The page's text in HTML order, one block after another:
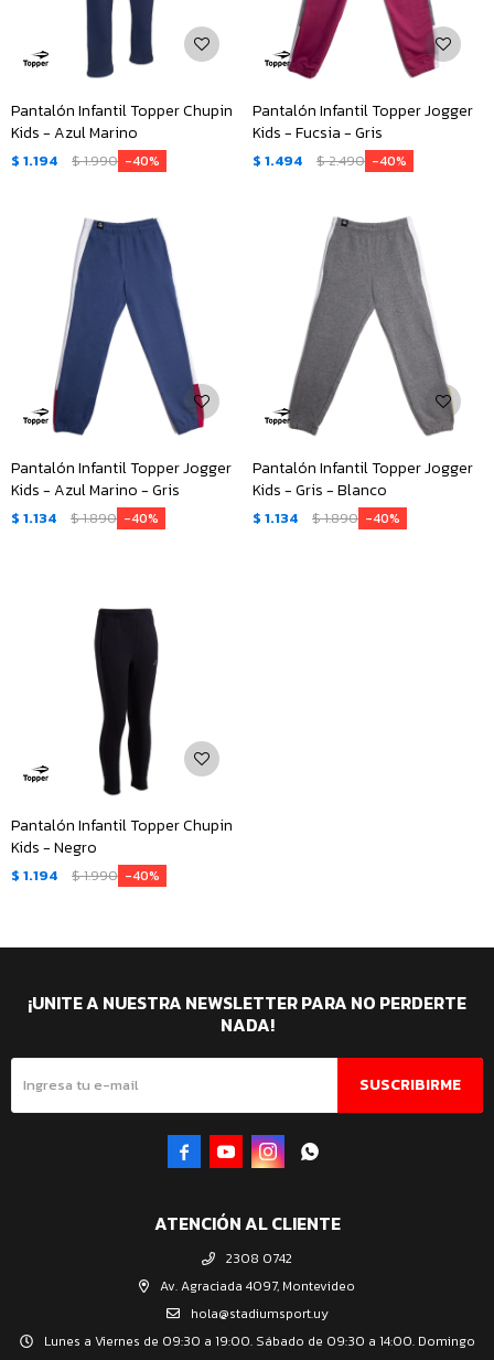
Pantalón Infantil Topper Chupin
Kids - Azul Marino
$ 1.194 $1.990 40
Pantalón Infantil Topper Jogger
Kids - Fucsia - Gris
$ 1.494 $2.490 40
Pantalón Infantil Topper Jogger
Kids - Azul Marino - Gris
$ 1.134 $1.890 40
Pantalón Infantil Topper Jogger
Kids - Gris - Blanco
$ 1.134 $1.890 40
Pantalón Infantil Topper Chupin
Kids - Negro
$ 1.194 $1.990 40
ATENCIÓN AL CLIENTE
2308 0742
Av. Agraciada 4097, Montevideo
hola@stadiumsport.uy
Lunes a Viernes de 09:30 a 19:00. Sábado de 09:30 a 14:00. Domingo
¡UNITE A NUESTRA NEWSLETTER PARA NO PERDERTE
NADA!
SUSCRIBIRME
   